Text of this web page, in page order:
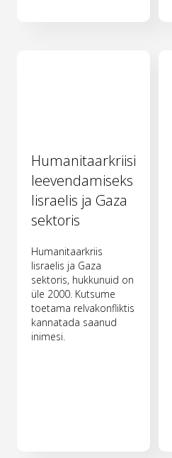
Humanitaarkriisi
leevendamiseks
Iisraelis ja Gaza
sektoris
Humanitaarkriis
Iisraelis ja Gaza
sektoris, hukkunuid on
üle 2000. Kutsume
toetama relvakonfliktis
kannatada saanud
inimesi.